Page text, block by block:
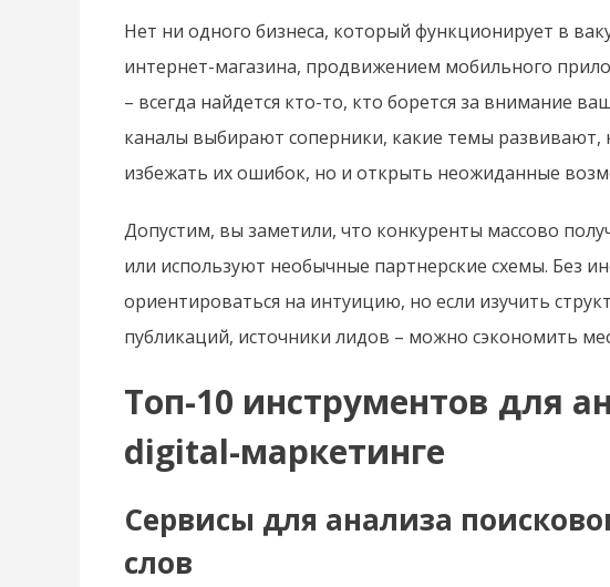
Нет ни одного бизнеса, который функционирует в
интернет-магазина, продвижением мобильного
– всегда найдется кто-то, кто борется за внимание
каналы выбирают соперники, какие темы развивают,
избежать их ошибок, но и открыть неожиданные
Допустим, вы заметили, что конкуренты массово
или используют необычные партнерские схемы. Без
ориентироваться на интуицию, но если изучить
публикаций, источники лидов – можно сэкономить
Топ-10 инструментов для
digital-маркетинге
Сервисы для анализа
слов